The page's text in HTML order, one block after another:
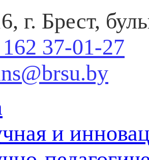
г. Брест,
37-01-27
и